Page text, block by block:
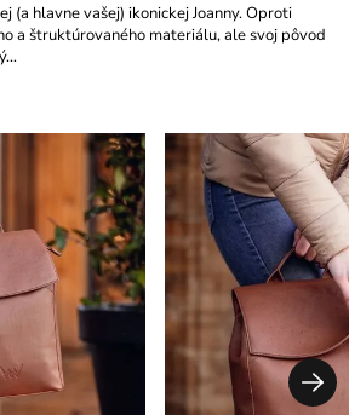
(a hlavne vašej) ikonickej Joanny. Oproti
a štruktúrovaného materiálu, ale svoj pôvod